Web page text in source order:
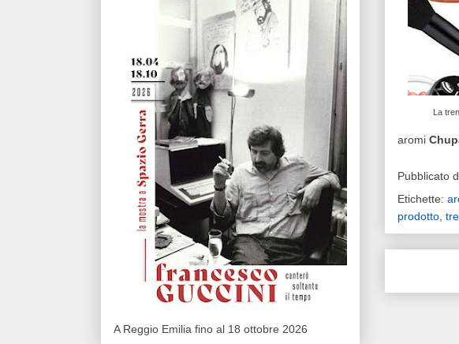
La
aromi
Pubblicato
Etichette:
prodotto,
A Reggio Emilia fino al 18 ottobre 2026